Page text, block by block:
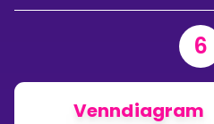
6
Venndiagram